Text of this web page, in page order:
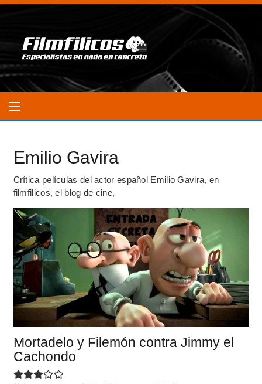
Emilio Gavira
Crítica películas del actor español Emilio Gavira, en
filmfilicos, el blog de cine,
Mortadelo y Filemón contra Jimmy el
Cachondo